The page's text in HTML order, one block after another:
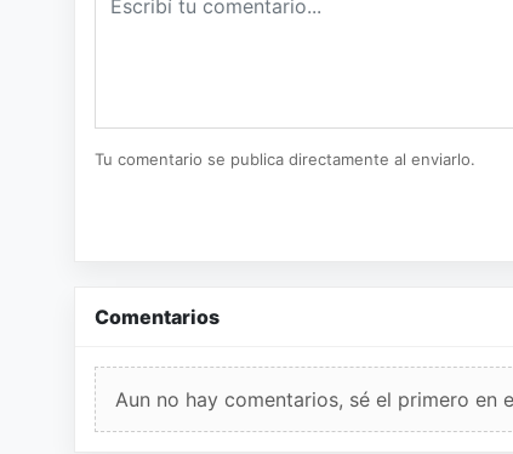
Tu comentario se publica directamente al enviarlo.
Comentarios
Aun no hay comentarios, sé el primero en